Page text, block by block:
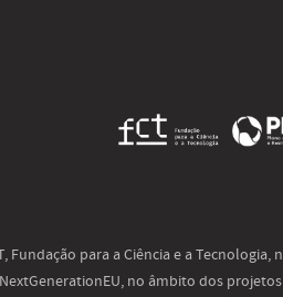
Fundação para a Ciência e a
no âmbito dos